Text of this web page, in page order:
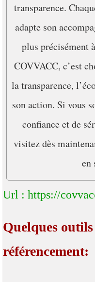
transparence.
adapte son
plus précisément
COVVACC, c’est
la transparence,
son action. Si vous
confiance et de
visitez dès
en
Url : https://
Quelques
référencement: